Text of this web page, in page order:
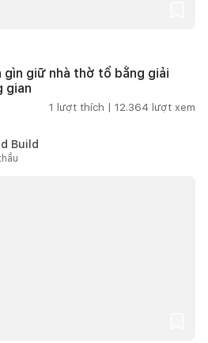
gìn giữ nhà thờ tổ bằng giải
gian
1 lượt thích | 12.364 lượt xem
Build